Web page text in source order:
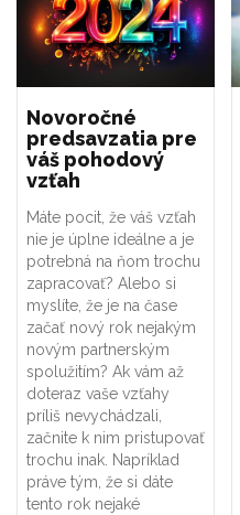
Novoročné
predsavzatia pre
váš pohodový
vzťah
Máte pocit, že váš vzťah
nie je úplne ideálne a je
potrebná na ňom trochu
zapracovať? Alebo si
myslíte, že je na čase
začať nový rok nejakým
novým partnerským
spolužitím? Ak vám až
doteraz vaše vzťahy
príliš nevychádzali,
začnite k nim pristupovať
trochu inak. Napríklad
práve tým, že si dáte
tento rok nejaké